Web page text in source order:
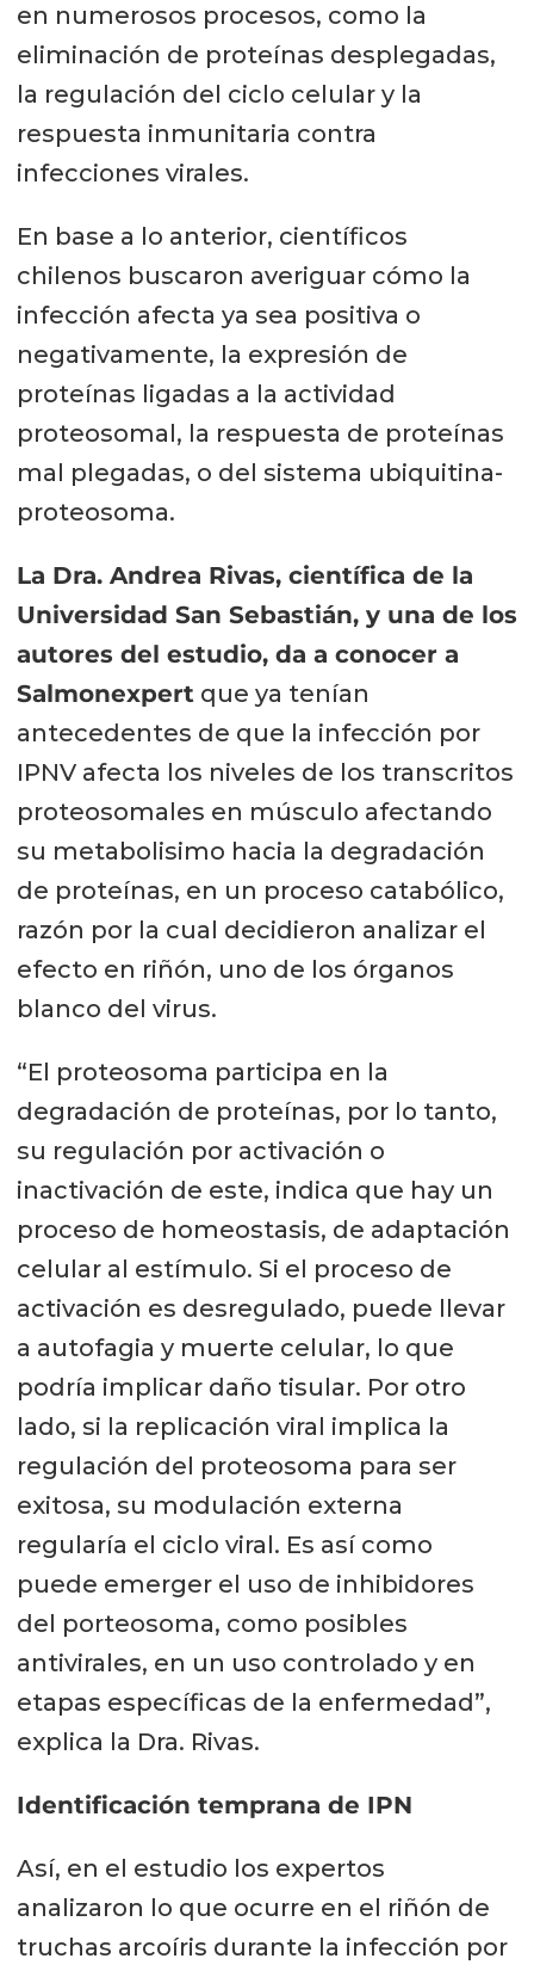
en numerosos procesos, como la
eliminación de proteínas desplegadas,
la regulación del ciclo celular y la
respuesta inmunitaria contra
infecciones virales.
En base a lo anterior, científicos
chilenos buscaron averiguar cómo la
infección afecta ya sea positiva o
negativamente, la expresión de
proteínas ligadas a la actividad
proteosomal, la respuesta de proteínas
mal plegadas, o del sistema ubiquitina-
proteosoma.
La Dra. Andrea Rivas, científica de la
Universidad San Sebastián, y una de los
autores del estudio, da a conocer a
Salmonexpertque ya tenían
antecedentes de que la infección por
IPNV afecta los niveles de los transcritos
proteosomales en músculo afectando
su metabolisimo hacia la degradación
de proteínas, en un proceso catabólico,
razón por la cual decidieron analizar el
efecto en riñón, uno de los órganos
blanco del virus.
“El proteosoma participa en la
degradación de proteínas, por lo tanto,
su regulación por activación o
inactivación de este, indica que hay un
proceso de homeostasis, de adaptación
celular al estímulo. Si el proceso de
activación es desregulado, puede llevar
a autofagia y muerte celular, lo que
podría implicar daño tisular. Por otro
lado, si la replicación viral implica la
regulación del proteosoma para ser
exitosa, su modulación externa
regularía el ciclo viral. Es así como
puede emerger el uso de inhibidores
del porteosoma, como posibles
antivirales, en un uso controlado y en
etapas específicas de la enfermedad”,
explica la Dra. Rivas.
Identificación temprana de IPN
Así, en el estudio los expertos
analizaron lo que ocurre en el riñón de
truchas arcoíris durante la infección por